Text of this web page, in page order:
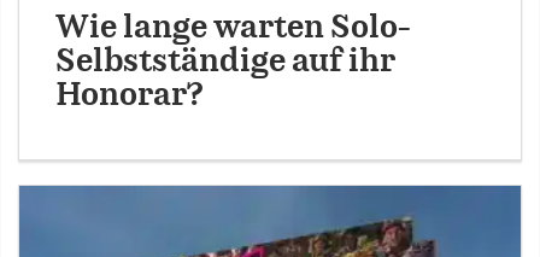
Wie lange warten Solo-
Selbstständige auf ihr
Honorar?